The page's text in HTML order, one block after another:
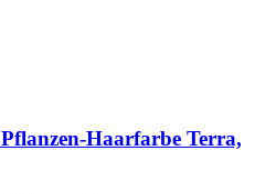
Pflanzen-​Haarfarbe Terra,